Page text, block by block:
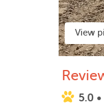
View
5.0